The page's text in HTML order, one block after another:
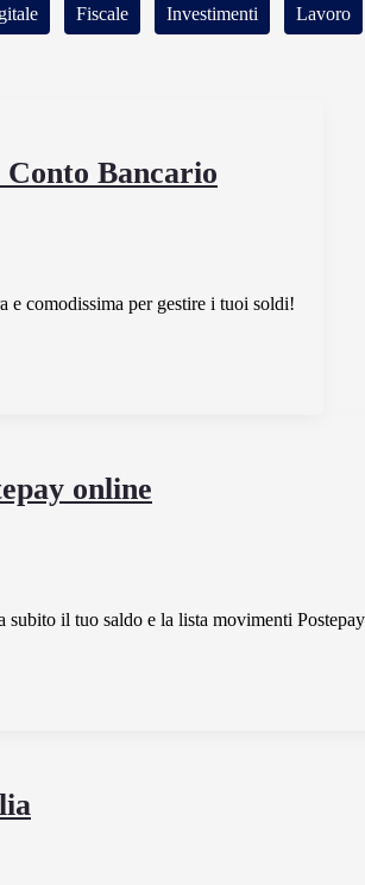
Fiscale Investimenti Lavoro
Bancario
e comodissima per gestire i tuoi soldi!
online
subito il tuo saldo e la lista movimenti